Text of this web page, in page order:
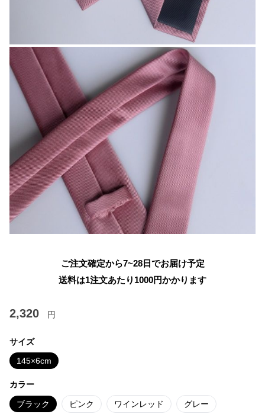
ご注文確定から7~28日でお届け予定
送料は1注文あたり 1000円かかります
2,320 円
サイズ
145×6cm
カラー
ブラック ピンク ワインレッド グレー